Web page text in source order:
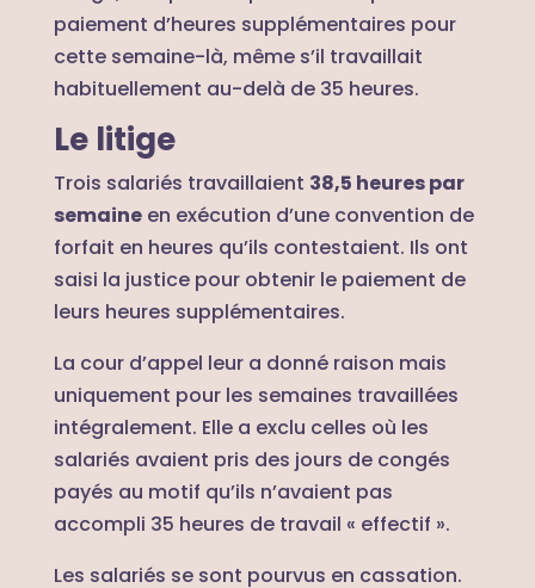
paiement d’heures supplémentaires pour
cette semaine-là, même s’il travaillait
habituellement au-delà de 35 heures.
Le litige
Trois salariés travaillaient 38,5 heures par
semaineen exécution d’une convention de
forfait en heures qu’ils contestaient. Ils ont
saisi la justice pour obtenir le paiement de
leurs heures supplémentaires.
La cour d’appel leur a donné raison mais
uniquement pour les semaines travaillées
intégralement. Elle a exclu celles où les
salariés avaient pris des jours de congés
payés au motif qu’ils n’avaient pas
accompli 35 heures de travail « effectif ».
Les salariés se sont pourvus en cassation.